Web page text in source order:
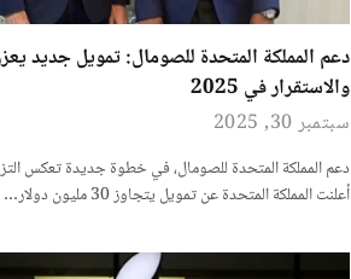
دعم المملكة المتحدة للصومال: تمويل جديد
والاستقرار في 2025
سبتمبر 30, 2025
دعم المملكة المتحدة للصومال، في خطوة جديدة تعكس
أعلنت المملكة المتحدة عن تمويل يتجاوز 30 مليون دولار…